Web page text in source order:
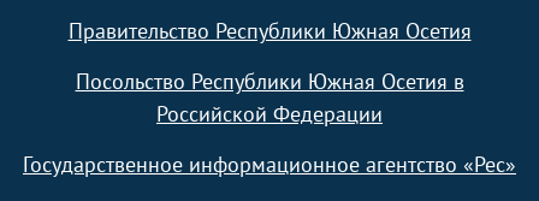
Правительство Республики Южная Осетия
Посольство Республики Южная Осетия в
Российской Федерации
Государственное информационное агентство «Рес»